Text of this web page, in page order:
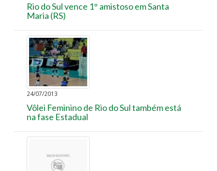
Rio do Sul vence 1° amistoso em Santa
Maria (RS)
24/07/2013
Vôlei Feminino de Rio do Sul também está
na fase Estadual